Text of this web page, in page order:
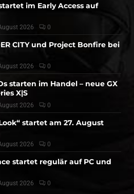
im Early Access auf
2026 0
CITY und Project Bonfire bei
2026 0
starten im Handel – neue GX
X|S
2026 0
startet am 27. August
2026 0
startet regulär auf PC und
2026 0